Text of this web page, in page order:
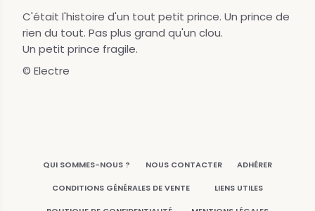
C'était l'histoire d'un tout petit prince. Un prince de
rien du tout. Pas plus grand qu'un clou.
Un petit prince fragile.
© Electre
QUI SOMMES-NOUS ? NOUS CONTACTER ADHÉRER
CONDITIONS GÉNÉRALES DE VENTE LIENS UTILES